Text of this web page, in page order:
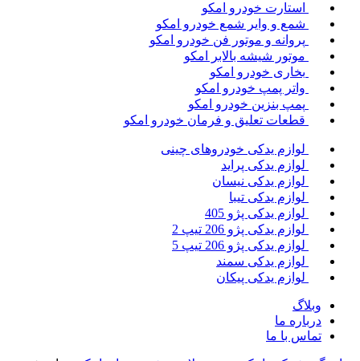
استارت خودرو امکو
شمع و وایر شمع خودرو امکو
پروانه و موتور فن خودرو امکو
موتور شیشه بالابر امکو
بخاری خودرو امکو
واتر پمپ خودرو امکو
پمپ بنزین خودرو امکو
قطعات تعلیق و فرمان خودرو امکو
لوازم یدکی خودروهای چینی
لوازم یدکی پراید
لوازم یدکی نیسان
لوازم یدکی تیبا
لوازم یدکی پژو 405
لوازم یدکی پژو 206 تیپ 2
لوازم یدکی پژو 206 تیپ 5
لوازم یدکی سمند
لوازم یدکی پیکان
وبلاگ
درباره ما
تماس با ما